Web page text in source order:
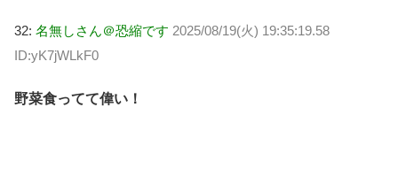
32: 名無しさん＠恐縮です 2025/08/19(火) 19:35:19.58
ID:yK7jWLkF0
野菜食ってて偉い！